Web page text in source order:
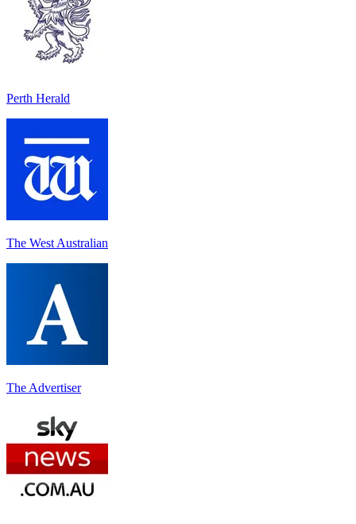
Perth Herald
The West Australian
The Advertiser